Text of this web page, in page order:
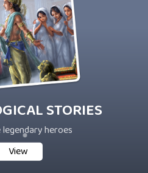
STORIES
heroes
View